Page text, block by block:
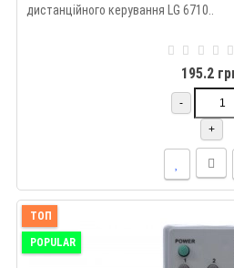
дистанційного керування LG 6710..
195.2
-
+
ТОП
POPULAR